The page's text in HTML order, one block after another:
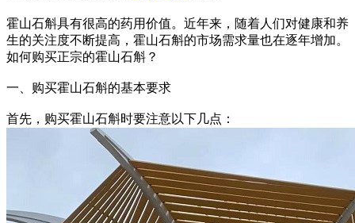
霍山石斛具有很高的药用价值。近年来，随着人们对健康和养
生的关注度不断提高，霍山石斛的市场需求量也在逐年增加。
如何购买正宗的霍山石斛？
一、购买霍山石斛的基本要求
首先，购买霍山石斛时要注意以下几点：